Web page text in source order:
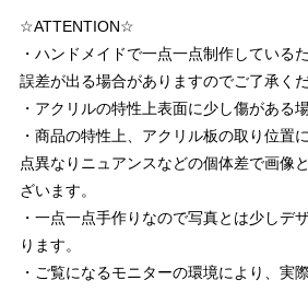
☆ATTENTION☆
・ハンドメイドで一点一点制作している
誤差が出る場合がありますのでご了承くだ
・アクリルの特性上表面に少し傷がある
・商品の特性上、アクリル板の取り位置
点異なりニュアンスなどの個体差で画像
ざいます。
・一点一点手作りなので写真とは少しデ
ります。
・ご覧になるモニターの環境により、実